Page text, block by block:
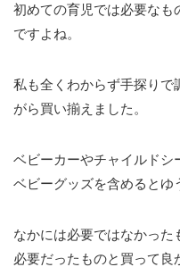
初めての育児では必要なも
ですよね。
私も全くわからず手探りで
がら買い揃えました。
ベビーカーやチャイルドシ
ベビーグッズを含めるとゆ
なかには必要ではなかった
必要だったものと買って良